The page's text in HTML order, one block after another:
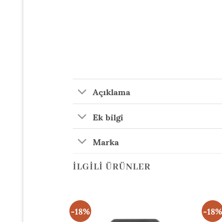
Açıklama
Ek bilgi
Marka
İLGILI ÜRÜNLER
-18% -18%